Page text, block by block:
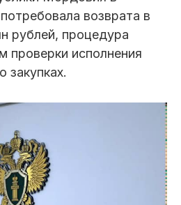
возврата в
рублей, процедура
проверки исполнения
закупках.